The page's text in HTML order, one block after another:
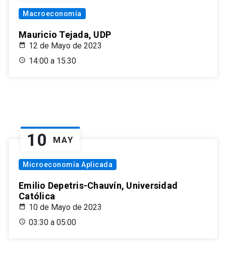
Macroeconomía
Mauricio Tejada, UDP
12 de Mayo de 2023
14:00 a 15:30
10 MAY
Microeconomía Aplicada
Emilio Depetris-Chauvín, Universidad
Católica
10 de Mayo de 2023
03:30 a 05:00